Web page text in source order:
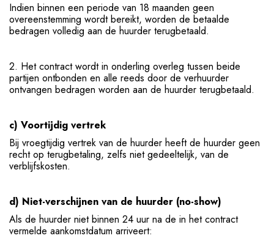
Indien binnen een periode van 18 maanden geen
overeenstemming wordt bereikt, worden de betaalde
bedragen volledig aan de huurder terugbetaald.
2. Het contract wordt in onderling overleg tussen beide
partijen ontbonden en alle reeds door de verhuurder
ontvangen bedragen worden aan de huurder terugbetaald.
c) Voortijdig vertrek
Bij vroegtijdig vertrek van de huurder heeft de huurder geen
recht op terugbetaling, zelfs niet gedeeltelijk, van de
verblijfskosten.
d) Niet-verschijnen van de huurder (no-show)
Als de huurder niet binnen 24 uur na de in het contract
vermelde aankomstdatum arriveert: